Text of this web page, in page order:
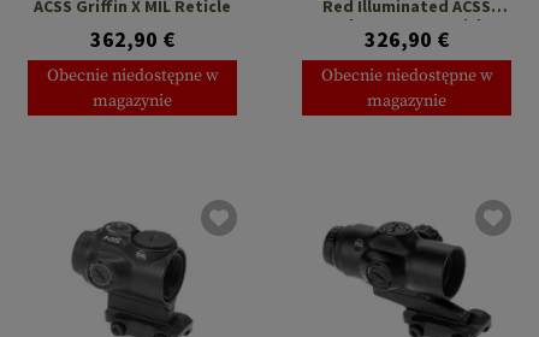
ACSS Griffin X MIL Reticle
362,90 €
Obecnie niedostępne w
magazynie
Red Illuminated ACSS
Cyclops Gen 3 Reticle
326,90 €
Obecnie niedostępne w
magazynie